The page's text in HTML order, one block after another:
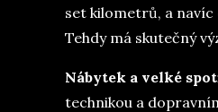
set kilometrů, a navíc
Tehdy má skutečný
Nábytek a velké
technikou a